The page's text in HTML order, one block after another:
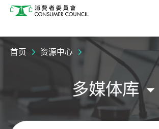
消费者委员会
首页 资源中心
多媒体库